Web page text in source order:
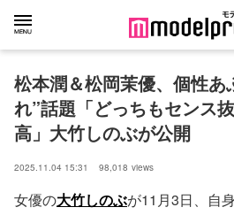
松本潤＆松岡茉優、個性あ
れ”話題「どっちもセンス
高」大竹しのぶが公開
2025.11.04 15:31 98,018 views
女優の大竹しのぶが11月3日、自身